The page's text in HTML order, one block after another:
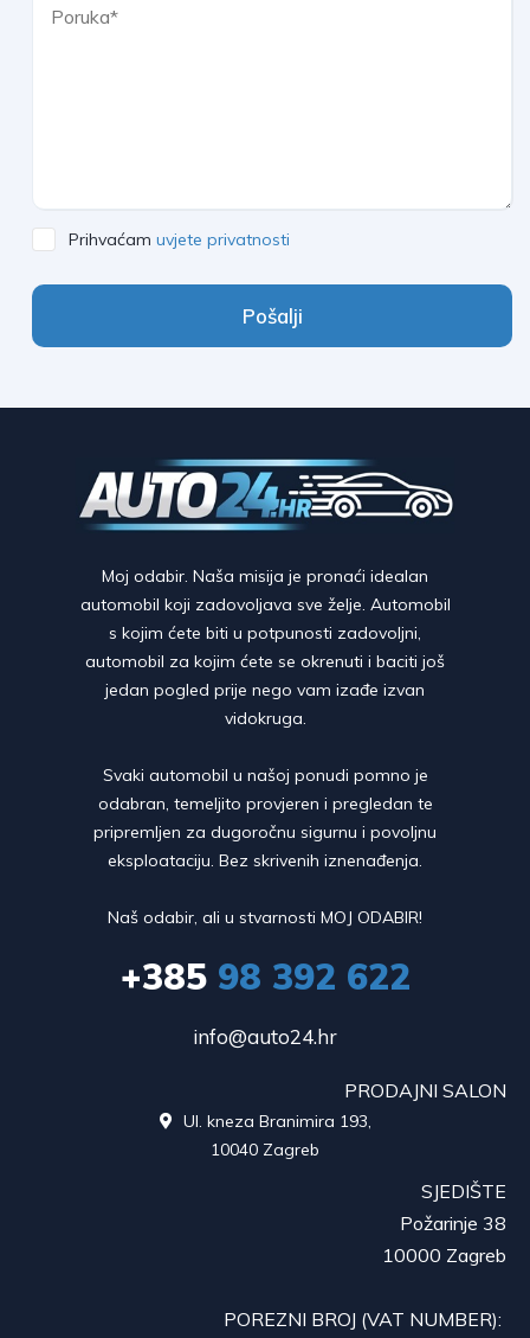
Prihvaćam uvjete privatnosti
Pošalji
Moj odabir. Naša misija je pronaći idealan
automobil koji zadovoljava sve želje. Automobil
s kojim ćete biti u potpunosti zadovoljni,
automobil za kojim ćete se okrenuti i baciti još
jedan pogled prije nego vam izađe izvan
vidokruga.
Svaki automobil u našoj ponudi pomno je
odabran, temeljito provjeren i pregledan te
pripremljen za dugoročnu sigurnu i povoljnu
eksploataciju. Bez skrivenih iznenađenja.
Naš odabir, ali u stvarnosti MOJ ODABIR!
+38598 392 622
info@auto24.hr
PRODAJNI SALON
Ul. kneza Branimira 193,
10040 Zagreb
SJEDIŠTE
Požarinje 38
10000 Zagreb
POREZNI BROJ (VAT NUMBER):